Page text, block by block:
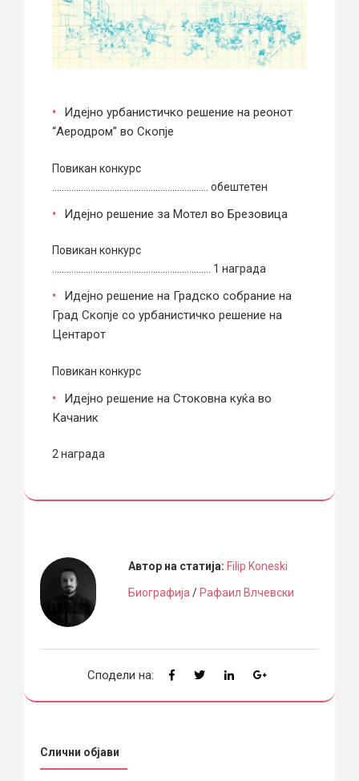
Идејно урбанистичко решение на реонот
“Аеродром” во Скопје
Повикан конкурс
……………………………………………………….. обештетен
Идејно решение за Мотел во Брезовица
Повикан конкурс
………………………………………………………… 1 награда
Идејно решение на Градско собрание на
Град Скопје со урбанистичко решение на
Центарот
Повикан конкурс
Идејно решение на Стоковна куќа во
Качаник
2 награда
Автор на статија: Filip Koneski
Биографија / Рафаил Влчевски
Сподели на:
Слични објави